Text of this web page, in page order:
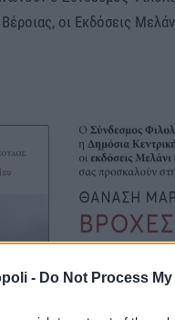
- Do Not Process
οι Εκδόσεις